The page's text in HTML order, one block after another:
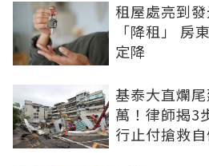
租屋處亮到
「降租」 房
定降
基泰大直爛
萬！律師揭3
行止付搶救